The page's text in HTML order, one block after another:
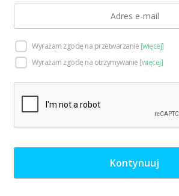
Wyrażam zgodę na przetwarzanie
Wyrażam zgodę na otrzymywanie
Kontynuuj